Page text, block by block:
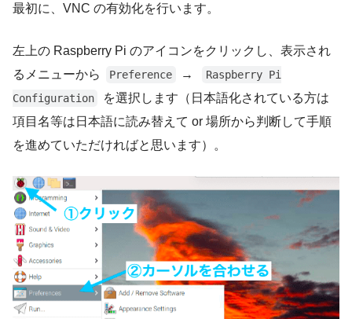
最初に、VNC の有効化を行います。
左上の Raspberry Pi のアイコンをクリックし、表示され
るメニューから
Preference →
Raspberry Pi
Configuration
を選択します（日本語化されている方は
項目名等は日本語に読み替えて or 場所から判断して手順
を進めていただければと思います）。